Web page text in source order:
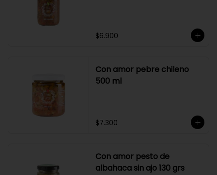
$6.900
Con amor pebre chileno
500 ml
$7.300
Con amor pesto de
albahaca sin ajo 130 grs